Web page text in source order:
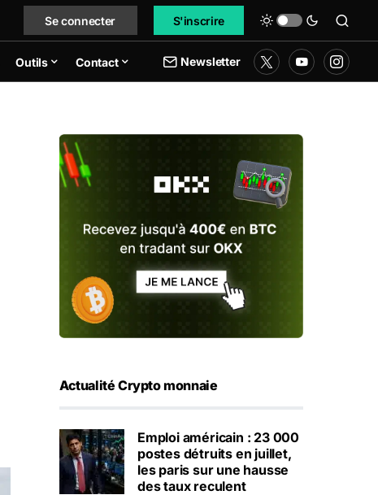
Se connecter S'inscrire
Outils Contact Newsletter
Actualité Crypto monnaie
Emploi américain : 23 000
postes détruits en juillet,
les paris sur une hausse
des taux reculent